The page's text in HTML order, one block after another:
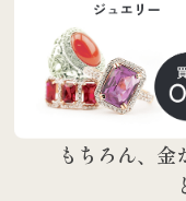
もちろん、金